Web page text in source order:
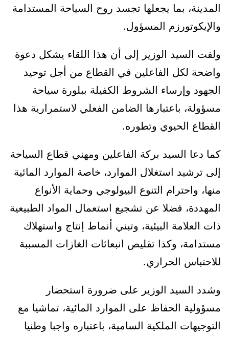
المدينة، بما يجعلها تجسد روح السياحة المستدامة
والإيكوتورزم المسؤول.
ولفت السيد الوزير إلى أن هذا اللقاء يشكل دعوة
واضحة لكل الفاعلين في القطاع من أجل توحيد
الجهود وإرساء الشروط الكفيلة ببلورة سياحة
مسؤولة، باعتبارها الضامن الفعلي لاستمرارية هذا
القطاع الحيوي وتطوره.
كما دعا السيد بركة الفاعلين ومهني قطاع السياحة
إلى ترشيد استغلال الموارد، خاصة الموارد المائية
منها، واحترام التنوع البيولوجي وحماية الأنواع
المهددة، فضلا عن تشجيع استعمال المواد الطبيعية
ذات العلامة البيئية، وتبني أنماط إنتاج واستهلاك
مستدامة، وكذا تقليص انبعاثات الغازات المسببة
للاحتباس الحراري.
وشدد السيد الوزير على ضرورة استحضار
مسؤولية الحفاظ على الموارد المائية، تماشيا مع
التوجيهات الملكية السامية، باعتباره واجبا وطنيا